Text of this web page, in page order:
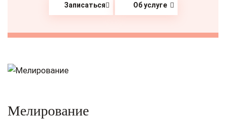
Записаться Об услуге
Мелирование